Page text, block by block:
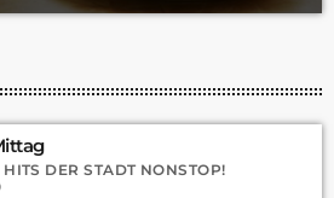
DER STADT NONSTOP!